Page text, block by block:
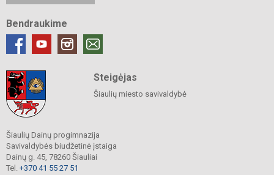
Bendraukime
Steigėjas
Šiaulių miesto savivaldybė
Šiaulių Dainų progimnazija
Savivaldybės biudžetinė įstaiga
Dainų g. 45, 78260 Šiauliai
Tel. +370 41 55 27 51